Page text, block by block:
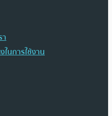
า
นการใช้งาน